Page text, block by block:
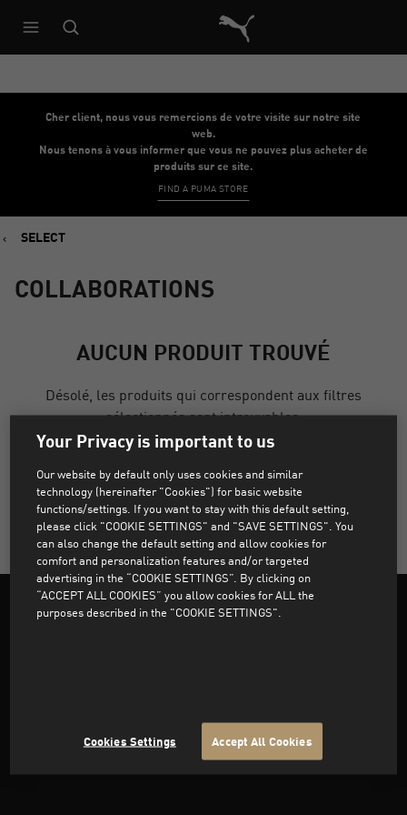
Architecture de référence du
Cher client, nous vous remercions de votre visite sur notre site
web.
Nous tenons à vous informer que vous ne pouvez plus acheter de
produits sur ce site.
FIND A PUMA STORE
SELECT
COLLABORATIONS
AUCUN PRODUIT TROUVÉ
Désolé, les produits qui correspondent aux filtres
sélectionnés sont introuvables.
SUPPRIMER TOUS LES FILTRES
About PUMA
Your Privacy is important to us
Our website by default only uses cookies and similar
technology (hereinafter "Cookies") for basic website
functions/settings. If you want to stay with this default setting,
please click "COOKIE SETTINGS" and "SAVE SETTINGS". You
can also change the default setting and allow cookies for
comfort and personalization features and/or targeted
advertising in the “COOKIE SETTINGS”. By clicking on
“ACCEPT ALL COOKIES” you allow cookies for ALL the
purposes described in the "COOKIE SETTINGS".
Cookies Settings Accept All Cookies